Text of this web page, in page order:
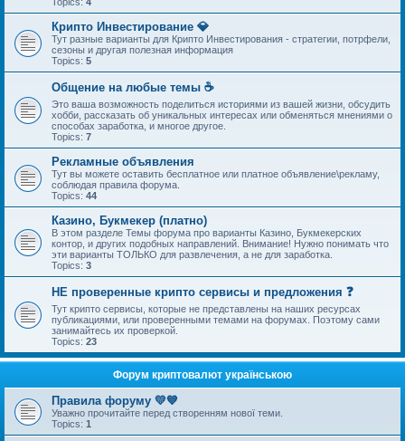
Крипто Инвестирование 💎
Тут разные варианты для Крипто Инвестирования - стратегии, потрфели,
сезоны и другая полезная информация
Topics: 5
Общение на любые темы ☕
Это ваша возможность поделиться историями из вашей жизни, обсудить
хобби, рассказать об уникальных интересах или обменяться мнениями о
способах заработка, и многое другое.
Topics: 7
Рекламные объявления
Тут вы можете оставить бесплатное или платное объявление\рекламу,
соблюдая правила форума.
Topics: 44
Казино, Букмекер (платно)
В этом разделе Темы форума про варианты Казино, Букмекерских
контор, и других подобных направлений. Внимание! Нужно понимать что
эти варианты ТОЛЬКО для развлечения, а не для заработка.
Topics: 3
НЕ проверенные крипто сервисы и предложения ❓
Тут крипто сервисы, которые не представлены на наших ресурсах
публикациями, или проверенными темами на форумах. Поэтому сами
занимайтесь их проверкой.
Topics: 23
Форум криптовалют українською
Правила форуму 💛💙
Уважно прочитайте перед створенням нової теми.
Topics: 1